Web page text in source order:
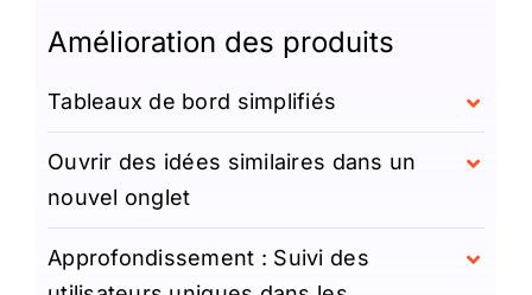
Amélioration des produits
Tableaux de bord simplifiés
Ouvrir des idées similaires dans un
nouvel onglet
Approfondissement : Suivi des